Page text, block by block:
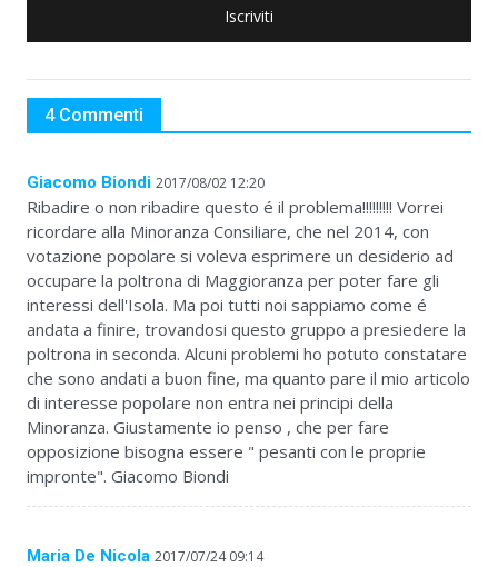
Iscriviti
4 Commenti
Giacomo Biondi 2017/08/02 12:20
Ribadire o non ribadire questo é il problema!!!!!!!!! Vorrei
ricordare alla Minoranza Consiliare, che nel 2014, con
votazione popolare si voleva esprimere un desiderio ad
occupare la poltrona di Maggioranza per poter fare gli
interessi dell'Isola. Ma poi tutti noi sappiamo come é
andata a finire, trovandosi questo gruppo a presiedere la
poltrona in seconda. Alcuni problemi ho potuto constatare
che sono andati a buon fine, ma quanto pare il mio articolo
di interesse popolare non entra nei principi della
Minoranza. Giustamente io penso , che per fare
opposizione bisogna essere " pesanti con le proprie
impronte". Giacomo Biondi
Maria De Nicola 2017/07/24 09:14